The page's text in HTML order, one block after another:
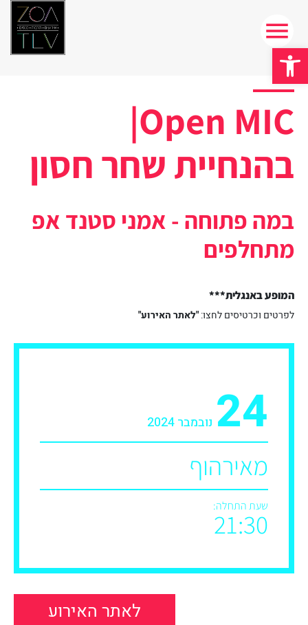
פתח סרגל נגישות
Open MIC|
בהנחיית שחר חסון
במה פתוחה - אמני סטנד אפ
מתחלפים
המופע באנגלית***
לפרטים וכרטיסים לחצו:"לאתר האירוע"
24 נובמבר 2024
מאירהוף
שעת התחלה:
21:30
לאתר האירוע